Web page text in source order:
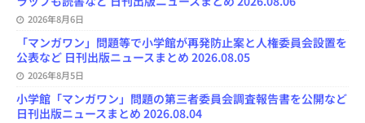
2026年8月6日
「マンガワン」問題等で小学館が再発防止案と人権委員会設置を
公表など 日刊出版ニュースまとめ 2026.08.05
2026年8月5日
小学館「マンガワン」問題の第三者委員会調査報告書を公開など
日刊出版ニュースまとめ 2026.08.04